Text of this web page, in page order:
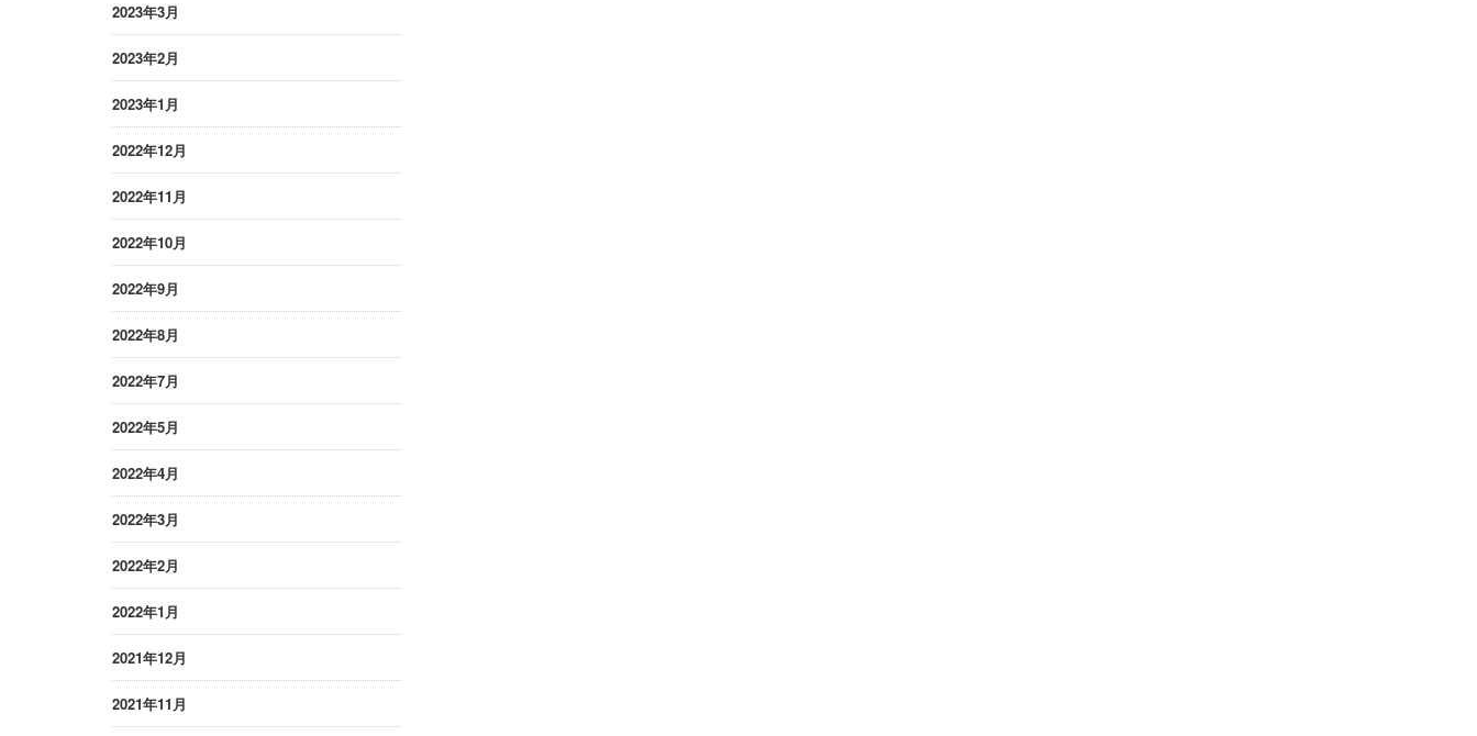
2023年3月
2023年2月
2023年1月
2022年12月
2022年11月
2022年10月
2022年9月
2022年8月
2022年7月
2022年5月
2022年4月
2022年3月
2022年2月
2022年1月
2021年12月
2021年11月